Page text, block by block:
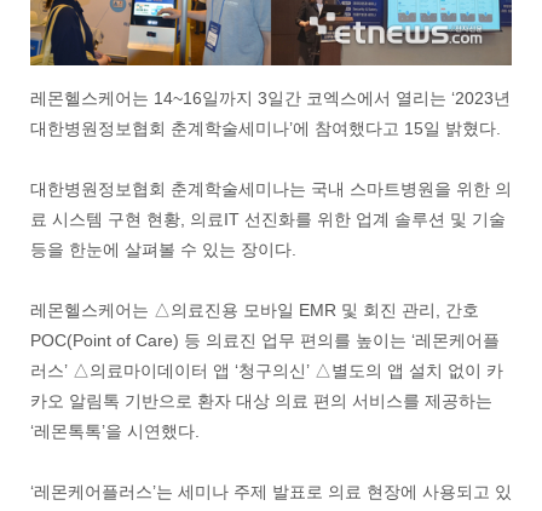
레몬헬스케어는 14~16일까지 3일간 코엑스에서 열리는 ‘2023년
대한병원정보협회 춘계학술세미나’에 참여했다고 15일 밝혔다.
대한병원정보협회 춘계학술세미나는 국내 스마트병원을 위한 의
료 시스템 구현 현황, 의료IT 선진화를 위한 업계 솔루션 및 기술
등을 한눈에 살펴볼 수 있는 장이다.
레몬헬스케어는 △의료진용 모바일 EMR 및 회진 관리, 간호
POC(Point of Care) 등 의료진 업무 편의를 높이는 ‘레몬케어플
러스’ △의료마이데이터 앱 ‘청구의신’ △별도의 앱 설치 없이 카
카오 알림톡 기반으로 환자 대상 의료 편의 서비스를 제공하는
‘레몬톡톡’을 시연했다.
‘레몬케어플러스’는 세미나 주제 발표로 의료 현장에 사용되고 있